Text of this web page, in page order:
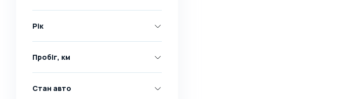
Opel
Skoda
Volkswagen
Рік
Пробіг, км
Стан авто